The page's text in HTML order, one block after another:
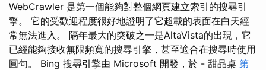
WebCrawler 是第一個能夠對整個網頁建立索引的搜尋引
擎。 它的受歡迎程度很好地證明了它超載的表面在白天經
常無法進入。 隔年最大的突破之一是AltaVista的出現，它
已經能夠接收無限頻寬的搜尋引擎，甚至適合在搜尋時使用
圓句。 Bing 搜尋引擎由 Microsoft 開發，於 - 甜品桌 第